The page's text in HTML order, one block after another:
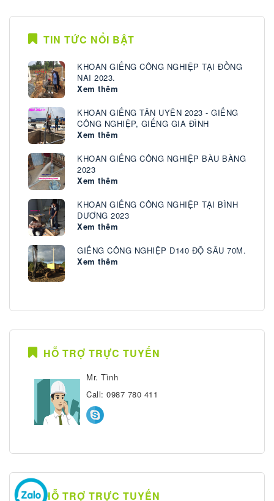
TIN TỨC NỔI BẬT
KHOAN GIẾNG CÔNG NGHIỆP TẠI ĐỒNG
NAI 2023.
Xem thêm
KHOAN GIẾNG TÂN UYÊN 2023 - GIẾNG
CÔNG NGHIỆP, GIẾNG GIA ĐÌNH
Xem thêm
KHOAN GIẾNG CÔNG NGHIỆP BÀU BÀNG
2023
Xem thêm
KHOAN GIẾNG CÔNG NGHIỆP TẠI BÌNH
DƯƠNG 2023
Xem thêm
GIẾNG CÔNG NGHIỆP D140 ĐỘ SÂU 70M.
Xem thêm
HỖ TRỢ TRỰC TUYẾN
Mr. Tình
Call: 0987 780 411
HỖ TRỢ TRỰC TUYẾN